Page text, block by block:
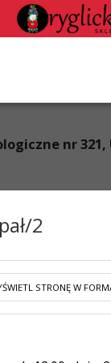
nr 321,
2
STRONĘ W